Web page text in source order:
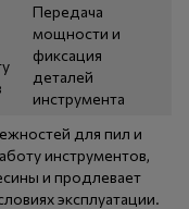
Передача
мощности и
фиксация
деталей
инструмента
для пил и
инструментов,
и продлевает
эксплуатации.